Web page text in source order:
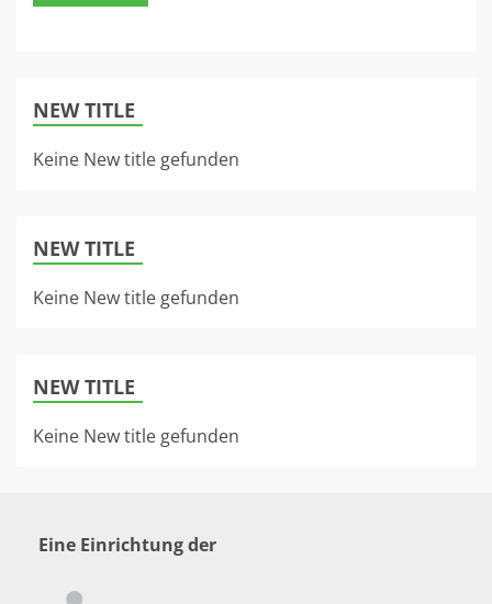
NEW TITLE
Keine New title gefunden
NEW TITLE
Keine New title gefunden
NEW TITLE
Keine New title gefunden
Eine Einrichtung der